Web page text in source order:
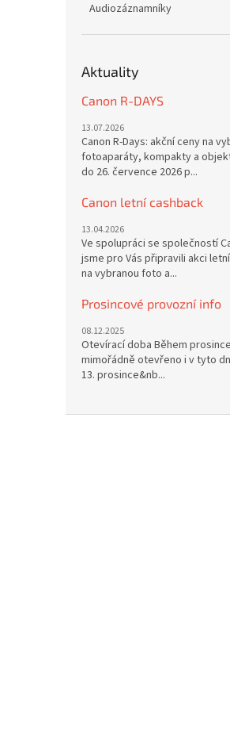
Audiozáznamníky
Aktuality
Canon R-DAYS
13.07.2026
Canon R-Days: akční ceny na
fotoaparáty, kompakty a
do 26. července 2026 p...
Canon letní cashback
13.04.2026
Ve spolupráci se společností
jsme pro Vás připravili akci
na vybranou foto a...
Prosincové provozní info
08.12.2025
Otevírací doba Během
mimořádně otevřeno i v tyto
13. prosince&nb...